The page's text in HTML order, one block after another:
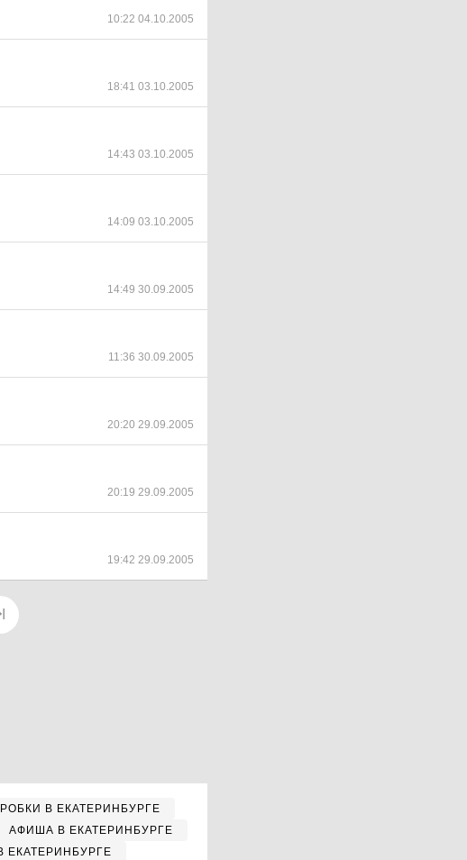
10:22 04.10.2005
18:41 03.10.2005
14:43 03.10.2005
14:09 03.10.2005
14:49 30.09.2005
11:36 30.09.2005
20:20 29.09.2005
20:19 29.09.2005
19:42 29.09.2005
В ЕКАТЕРИНБУРГЕ
АФИША В ЕКАТЕРИНБУРГЕ
ЕКАТЕРИНБУРГЕ